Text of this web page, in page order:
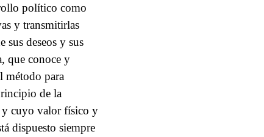
político como
y transmitirlas
sus deseos y sus
que conoce y
método para
de la
y cuyo valor físico y
dispuesto siempre